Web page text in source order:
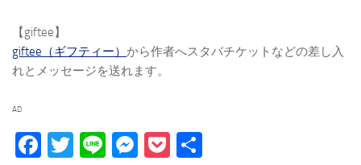
【giftee】
giftee（ギフティー） から作者へスタバチケットなどの差し入
れとメッセージを送れます。
AD
Facebook
Twitter
LineMessenger
Pocket